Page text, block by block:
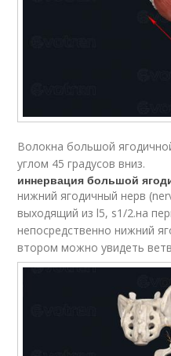
Волокна большой
углом 45 градусов вниз.
иннервация большой
нижний ягодичный нерв
выходящий из l5, s1/2.на
непосредственно нижний
втором можно увидеть